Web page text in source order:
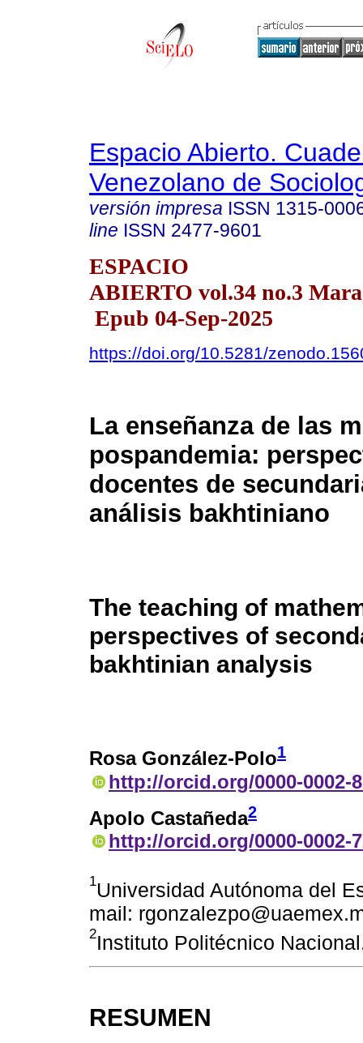
Espacio Abierto.
Venezolano de
versión impresa ISSN 1315-
line ISSN 2477-9601
ESPACIO
ABIERTO vol.34 no.3
Epub 04-Sep-2025
https://doi.org/10.5281/
La enseñanza de las
pospandemia:
docentes de
análisis bakhtiniano
The teaching of
perspectives of
bakhtinian analysis
Rosa González-Polo1
http://orcid.org/0000-0002-
Apolo Castañeda2
http://orcid.org/0000-0002-
1Universidad Autónoma del
mail:
2Instituto Politécnico
RESUMEN